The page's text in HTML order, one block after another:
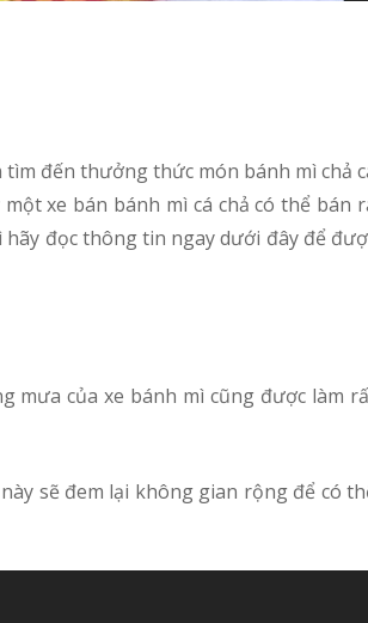
xe bán bánh mì cá chả có thể bán
đọc thông tin ngay dưới đây để